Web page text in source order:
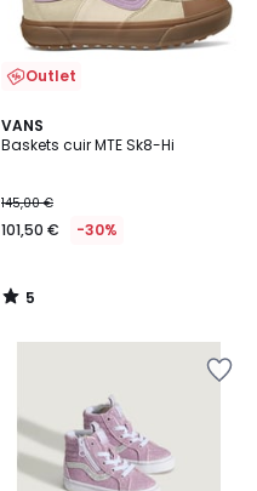
Outlet
VANS
Baskets cuir MTE Sk8-Hi
145,00 €
101,50 € -30%
5
/
5
/